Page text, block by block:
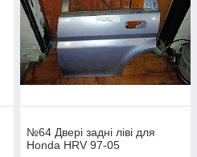
№64 Двері задні ліві для
Honda HRV 97-05